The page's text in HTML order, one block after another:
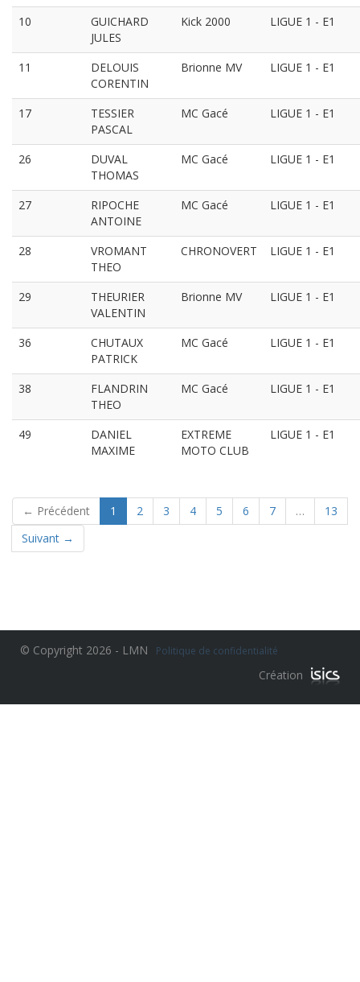
10
GUICHARD
JULES
Kick 2000 LIGUE 1 - E1
11
DELOUIS
CORENTIN
Brionne MV LIGUE 1 - E1
17
TESSIER
PASCAL
MC Gacé LIGUE 1 - E1
26
DUVAL
THOMAS
MC Gacé LIGUE 1 - E1
27
RIPOCHE
ANTOINE
MC Gacé LIGUE 1 - E1
28
VROMANT
THEO
CHRONOVERT LIGUE 1 - E1
29
THEURIER
VALENTIN
Brionne MV LIGUE 1 - E1
36
CHUTAUX
PATRICK
MC Gacé LIGUE 1 - E1
38
FLANDRIN
THEO
MC Gacé LIGUE 1 - E1
49
DANIEL
MAXIME
EXTREME
MOTO CLUB
LIGUE 1 - E1
← Précédent 1 (current)
2 3 4 5 6 7 …
13
Suivant →
© Copyright 2026 - LMN Politique de confidentialité
Création